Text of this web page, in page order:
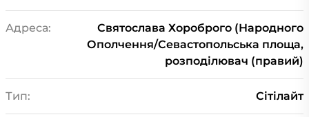
Адреса:
Святослава Хороброго (Народного
Ополчення/Севастопольська площа,
розподілювач (правий)
Тип: Сiтiлайт